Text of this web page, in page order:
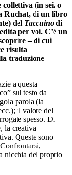
(in sei, o
Ruchat, di un libro
del Taccuino di
per voi. C’è un
– di cui
risulta
traduzione
a questa
sul testo da
parola (la
il valore del
spesso. Di
la creativa
Queste sono
nicchia del proprio